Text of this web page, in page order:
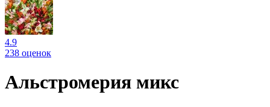
4.9
238 оценок
Альстромерия микс